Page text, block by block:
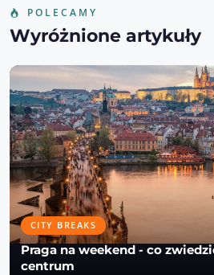
POLECAMY
Wyróżnione artykuły
CITY BREAKS
Praga na weekend - co
centrum